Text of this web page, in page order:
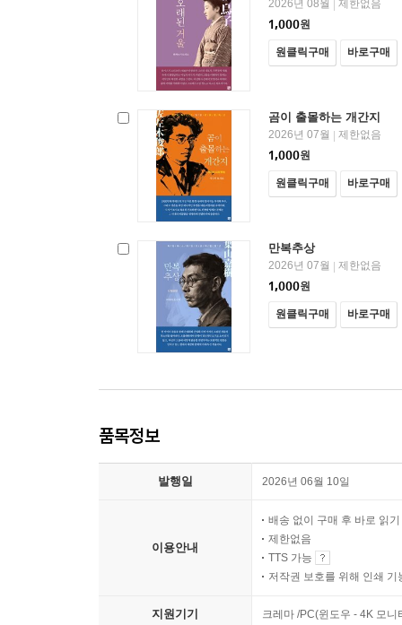
2026년 08월 | 제한없음
1,000원
원클릭구매 바로구매
곰이 출몰하는 개간지
2026년 07월 | 제한없음
1,000원
원클릭구매 바로구매
만복추상
2026년 07월 | 제한없음
1,000원
원클릭구매 바로구매
품목정보
발행일 2026년 06월 10일
이용안내
배송 없이 구매 후 바로 읽기
제한없음
TTS 가능
저작권 보호를 위해 인쇄 기
지원기기 크레마 /PC(윈도우 - 4K 모